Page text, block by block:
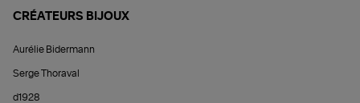
CRÉATEURS BIJOUX
Aurélie Bidermann
Serge Thoraval
d1928